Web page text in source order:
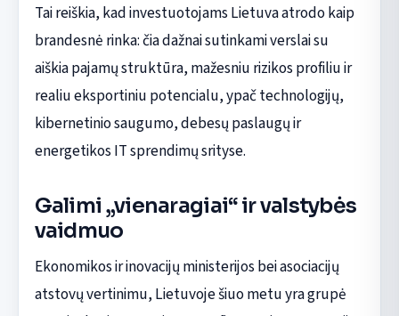
Tai reiškia, kad investuotojams Lietuva atrodo kaip
brandesnė rinka: čia dažnai sutinkami verslai su
aiškia pajamų struktūra, mažesniu rizikos profiliu ir
realiu eksportiniu potencialu, ypač technologijų,
kibernetinio saugumo, debesų paslaugų ir
energetikos IT sprendimų srityse.
Galimi „vienaragiai“ ir valstybės
vaidmuo
Ekonomikos ir inovacijų ministerijos bei asociacijų
atstovų vertinimu, Lietuvoje šiuo metu yra grupė